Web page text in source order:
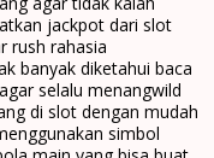
jackpot dari slot
rush rahasia
banyak diketahui baca
selalu menangwild
di slot dengan mudah
simbol